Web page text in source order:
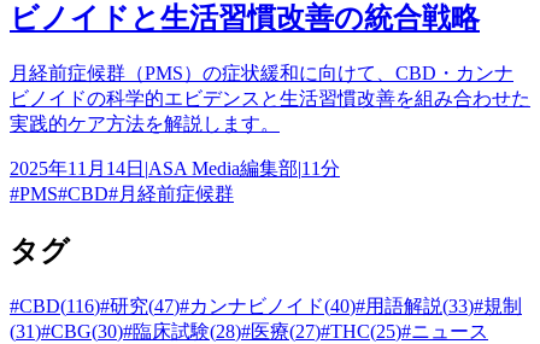
ビノイドと生活習慣改善の統合戦略
月経前症候群（PMS）の症状緩和に向けて、CBD・カンナ
ビノイドの科学的エビデンスと生活習慣改善を組み合わせた
実践的ケア方法を解説します。
2025年11月14日 |ASA Media編集部|11分
#PMS#CBD#月経前症候群
タグ
#CBD(116)#研究(47)#カンナビノイド(40)#用語解説(33)#規制
(31)#CBG(30)#臨床試験(28)#医療(27)#THC(25)#ニュース